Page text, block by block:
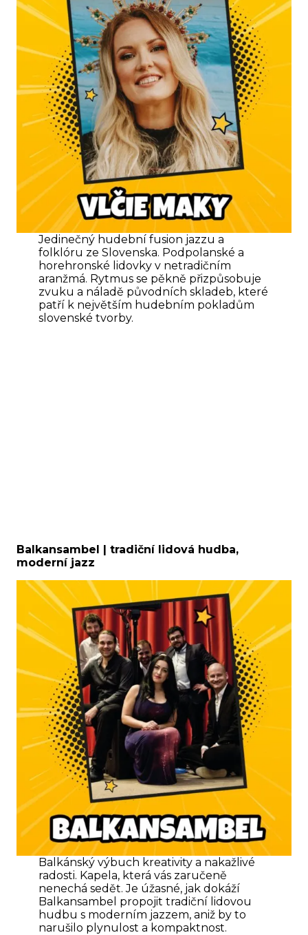
Jedinečný hudební fusion jazzu a
folklóru ze Slovenska. Podpolanské a
horehronské lidovky v netradičním
aranžmá. Rytmus se pěkně přizpůsobuje
zvuku a náladě původních skladeb, které
patří k největším hudebním pokladům
slovenské tvorby.
Balkansambel | tradiční lidová hudba,
moderní jazz
Balkánský výbuch kreativity a nakažlivé
radosti. Kapela, která vás zaručeně
nenechá sedět. Je úžasné, jak dokáží
Balkansambel propojit tradiční lidovou
hudbu s moderním jazzem, aniž by to
narušilo plynulost a kompaktnost.